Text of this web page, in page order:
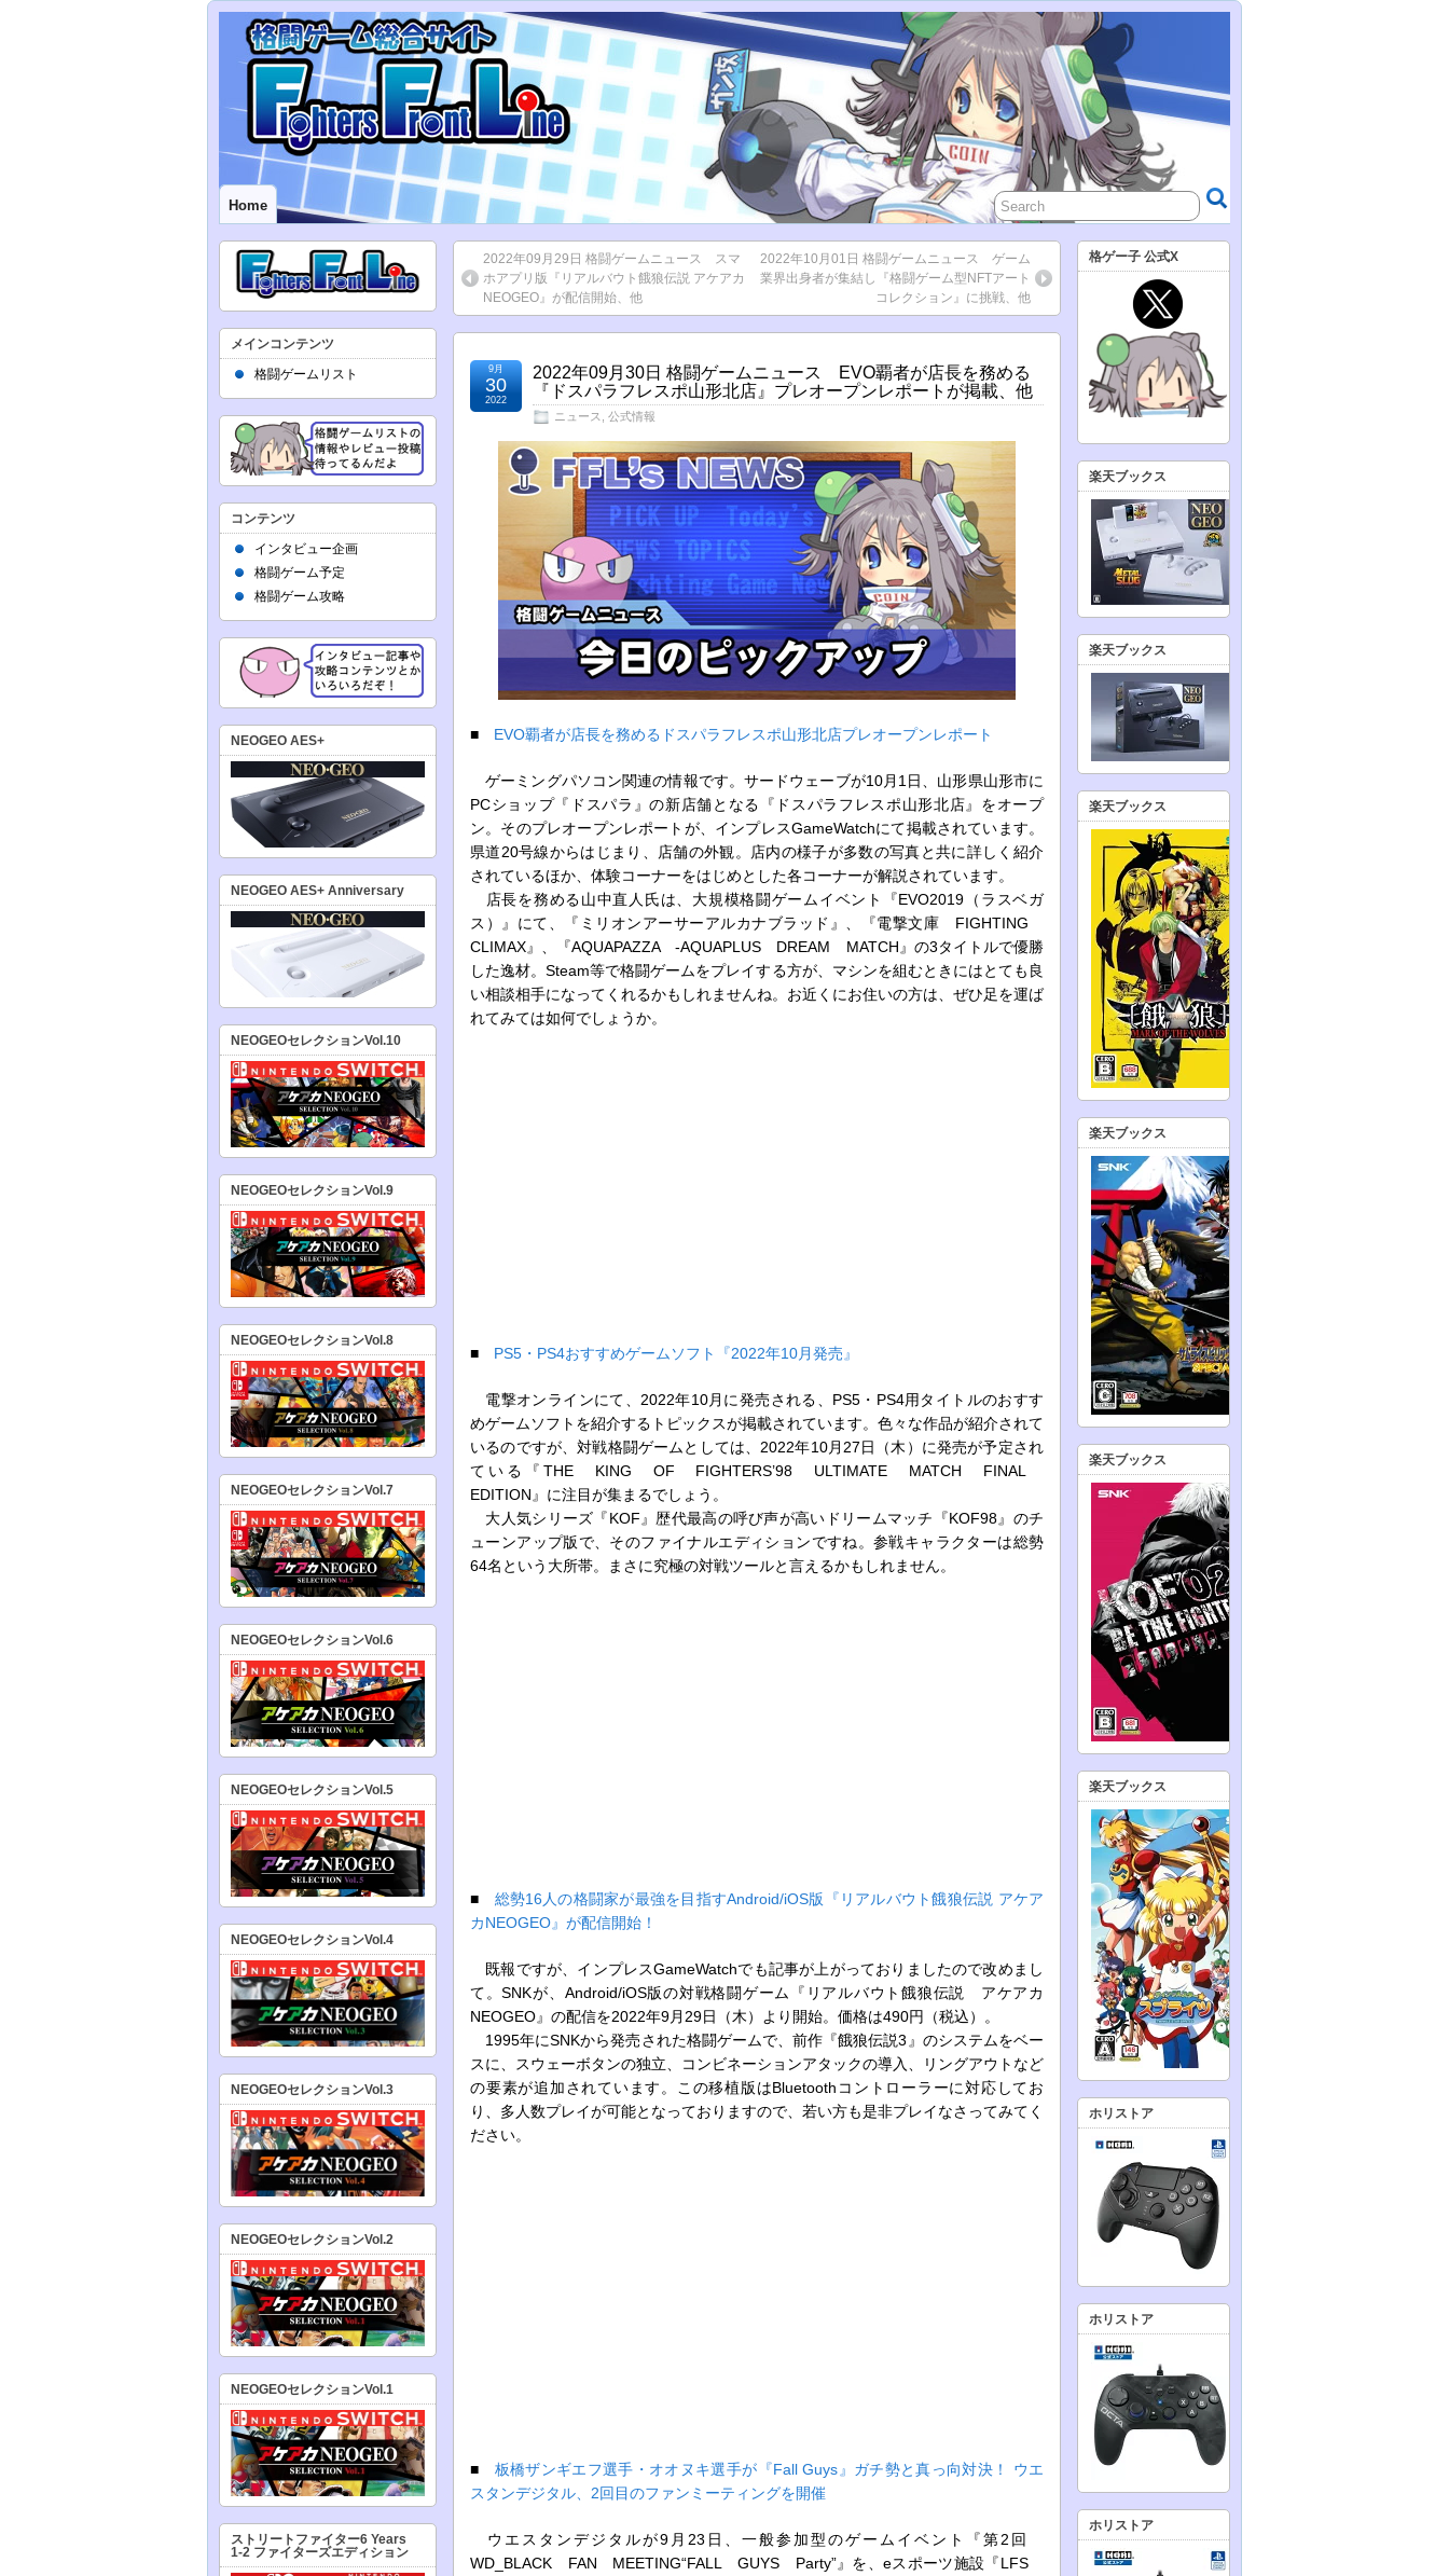
Home
2022年09月29日 格闘ゲームニュース スマ
ホアプリ版『リアルバウト餓狼伝説 アケアカ
NEOGEO』が配信開始、他
2022年10月01日 格闘ゲームニュース ゲーム
業界出身者が集結し『格闘ゲーム型NFTアート
コレクション』に挑戦、他
2022年09月30日 格闘ゲームニュース EVO覇者が店長を務める
『ドスパラフレスポ山形北店』プレオープンレポートが掲載、他
ニュース 公式情報
9月
30
2022
■ EVO覇者が店長を務めるドスパラフレスポ山形北店プレオープンレポート
ゲーミングパソコン関連の情報です。サードウェーブが10月1日、山形県山形市に
PCショップ『ドスパラ』の新店舗となる『ドスパラフレスポ山形北店』をオープ
ン。そのプレオープンレポートが、インプレスGameWatchにて掲載されています。
県道20号線からはじまり、店舗の外観。店内の様子が多数の写真と共に詳しく紹介
されているほか、体験コーナーをはじめとした各コーナーが解説されています。
店長を務める山中直人氏は、大規模格闘ゲームイベント『EVO2019（ラスベガ
ス）』にて、『ミリオンアーサーアルカナブラッド』、『電撃文庫 FIGHTING
CLIMAX』、『AQUAPAZZA -AQUAPLUS DREAM MATCH』の3タイトルで優勝
した逸材。Steam等で格闘ゲームをプレイする方が、マシンを組むときにはとても良
い相談相手になってくれるかもしれませんね。お近くにお住いの方は、ぜひ足を運ば
れてみては如何でしょうか。
■ PS5・PS4おすすめゲームソフト『2022年10月発売』
電撃オンラインにて、2022年10月に発売される、PS5・PS4用タイトルのおすす
めゲームソフトを紹介するトピックスが掲載されています。色々な作品が紹介されて
いるのですが、対戦格闘ゲームとしては、2022年10月27日（木）に発売が予定され
ている『THE KING OF FIGHTERS’98 ULTIMATE MATCH FINAL
EDITION』に注目が集まるでしょう。
大人気シリーズ『KOF』歴代最高の呼び声が高いドリームマッチ『KOF98』のチ
ューンアップ版で、そのファイナルエディションですね。参戦キャラクターは総勢
64名という大所帯。まさに究極の対戦ツールと言えるかもしれません。
■ 総勢16人の格闘家が最強を目指すAndroid/iOS版『リアルバウト餓狼伝説 アケア
カNEOGEO』が配信開始！
既報ですが、インプレスGameWatchでも記事が上がっておりましたので改めまし
て。SNKが、Android/iOS版の対戦格闘ゲーム『リアルバウト餓狼伝説 アケアカ
NEOGEO』の配信を2022年9月29日（木）より開始。価格は490円（税込）。
1995年にSNKから発売された格闘ゲームで、前作『餓狼伝説3』のシステムをベー
スに、スウェーボタンの独立、コンビネーションアタックの導入、リングアウトなど
の要素が追加されています。この移植版はBluetoothコントローラーに対応してお
り、多人数プレイが可能となっておりますので、若い方も是非プレイなさってみてく
ださい。
■ 板橋ザンギエフ選手・オオヌキ選手が『Fall Guys』ガチ勢と真っ向対決！ ウエ
スタンデジタル、2回目のファンミーティングを開催
ウエスタンデジタルが9月23日、一般参加型のゲームイベント『第2回
WD_BLACK FAN MEETING“FALL GUYS Party”』を、eスポーツ施設『LFS
メインコンテンツ
格闘ゲームリスト
コンテンツ
インタビュー企画
格闘ゲーム予定
格闘ゲーム攻略
NEOGEO AES+
NEOGEO AES+ Anniversary
NEOGEOセレクションVol.10
NEOGEOセレクションVol.9
NEOGEOセレクションVol.8
NEOGEOセレクションVol.7
NEOGEOセレクションVol.6
NEOGEOセレクションVol.5
NEOGEOセレクションVol.4
NEOGEOセレクションVol.3
NEOGEOセレクションVol.2
NEOGEOセレクションVol.1
ストリートファイター6 Years
1-2 ファイターズエディション
格ゲー子 公式X
楽天ブックス
楽天ブックス
楽天ブックス
楽天ブックス
楽天ブックス
楽天ブックス
ホリストア
ホリストア
ホリストア